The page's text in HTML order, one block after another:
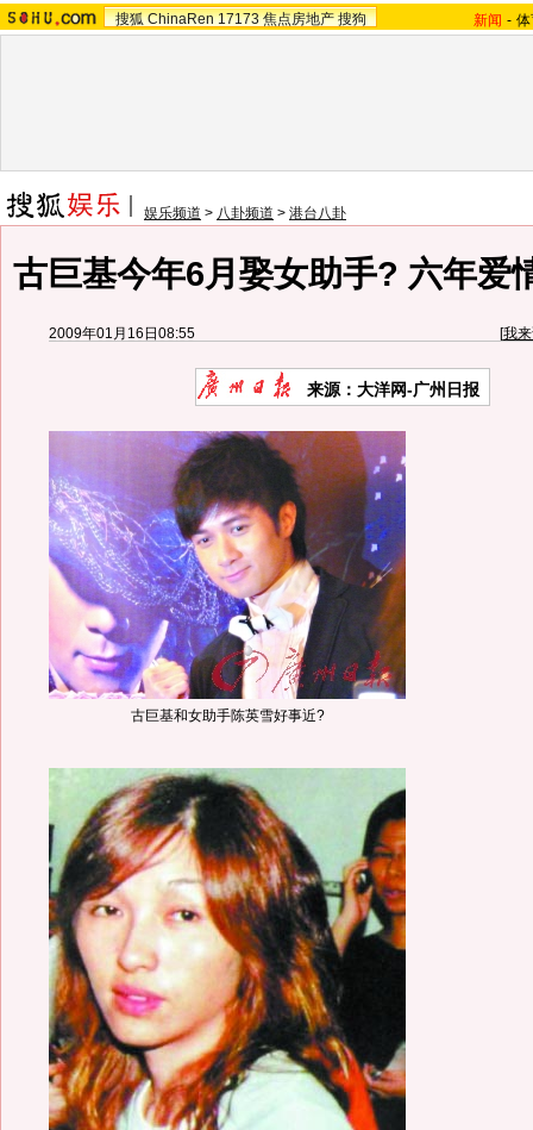
搜狐 ChinaRen 17173 焦点房地产 搜狗 新闻 -
娱乐频道 > 八卦频道 > 港台八卦
古巨基今年6月娶女助手? 六年爱
2009年01月16日08:55 [我
来源：大洋网-广州日报
古巨基和女助手陈英雪好事近?